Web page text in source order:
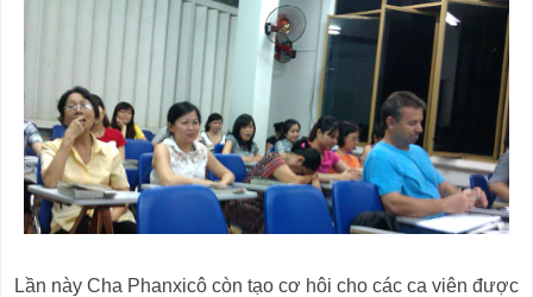
Lần này Cha Phanxicô còn tạo cơ hôi cho các ca viên được